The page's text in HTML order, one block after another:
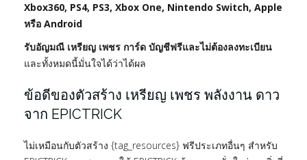
Xbox360, PS4, PS3, Xbox One, Nintendo Switch, Apple
หรือ Android
รับอัญมณี เหรียญ เพชร การ์ด บัญชีฟรีและไม่ต้องลงทะเบียน
และทั้งหมดนี้มั่นใจได้ว่าได้ผล
ข้อดีของตัวสร้าง เหรียญ เพชร พลังงาน ดาว
จาก EPICTRICK
ไม่เหมือนกับตัวสร้าง {tag_resources} ฟรีประเภทอื่นๆ สำหรับ